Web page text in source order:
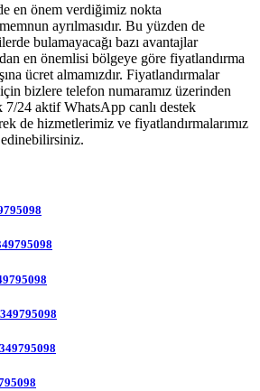
en önem verdiğimiz nokta
ayrılmasıdır. Bu yüzden de
bulamayacağı bazı avantajlar
en önemlisi bölgeye göre fiyatlandırma
ücret almamızdır. Fiyatlandırmalar
bizlere telefon numaramız üzerinden
24 aktif WhatsApp canlı destek
de hizmetlerimiz ve fiyatlandırmalarımız